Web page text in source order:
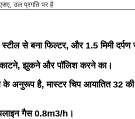
उल प्रगति पर है
से बना फिल्टर, और 1.5 मिमी
काटने, झुकने और पॉलिश करने का।
है, मास्टर चिप आयातित 32 की
गैस 0.8m3/h।